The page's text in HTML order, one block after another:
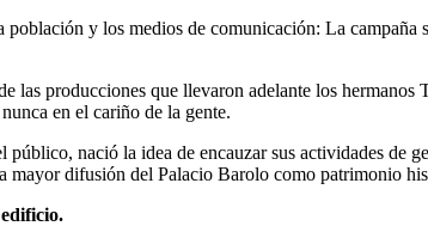
y los medios de comunicación: La campaña
producciones que llevaron adelante los
en el cariño de la gente.
público, nació la idea de encauzar sus actividades
mayor difusión del Palacio Barolo como patrimonio